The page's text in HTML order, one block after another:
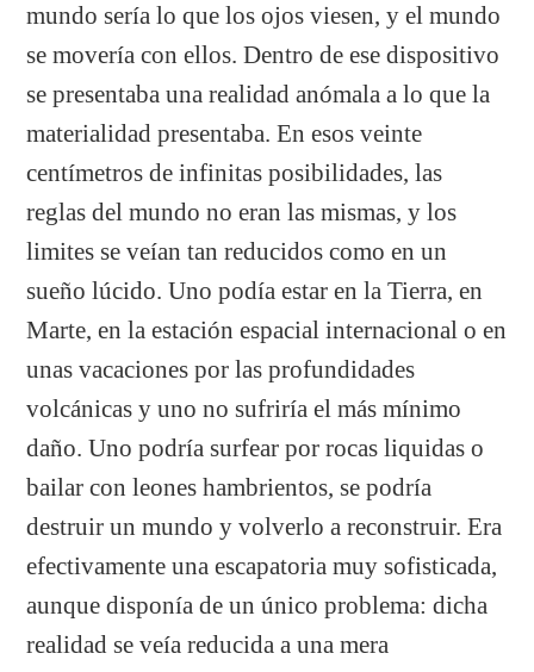
mundo sería lo que los ojos viesen, y el mundo
se movería con ellos. Dentro de ese dispositivo
se presentaba una realidad anómala a lo que la
materialidad presentaba. En esos veinte
centímetros de infinitas posibilidades, las
reglas del mundo no eran las mismas, y los
limites se veían tan reducidos como en un
sueño lúcido. Uno podía estar en la Tierra, en
Marte, en la estación espacial internacional o en
unas vacaciones por las profundidades
volcánicas y uno no sufriría el más mínimo
daño. Uno podría surfear por rocas liquidas o
bailar con leones hambrientos, se podría
destruir un mundo y volverlo a reconstruir. Era
efectivamente una escapatoria muy sofisticada,
aunque disponía de un único problema: dicha
realidad se veía reducida a una mera